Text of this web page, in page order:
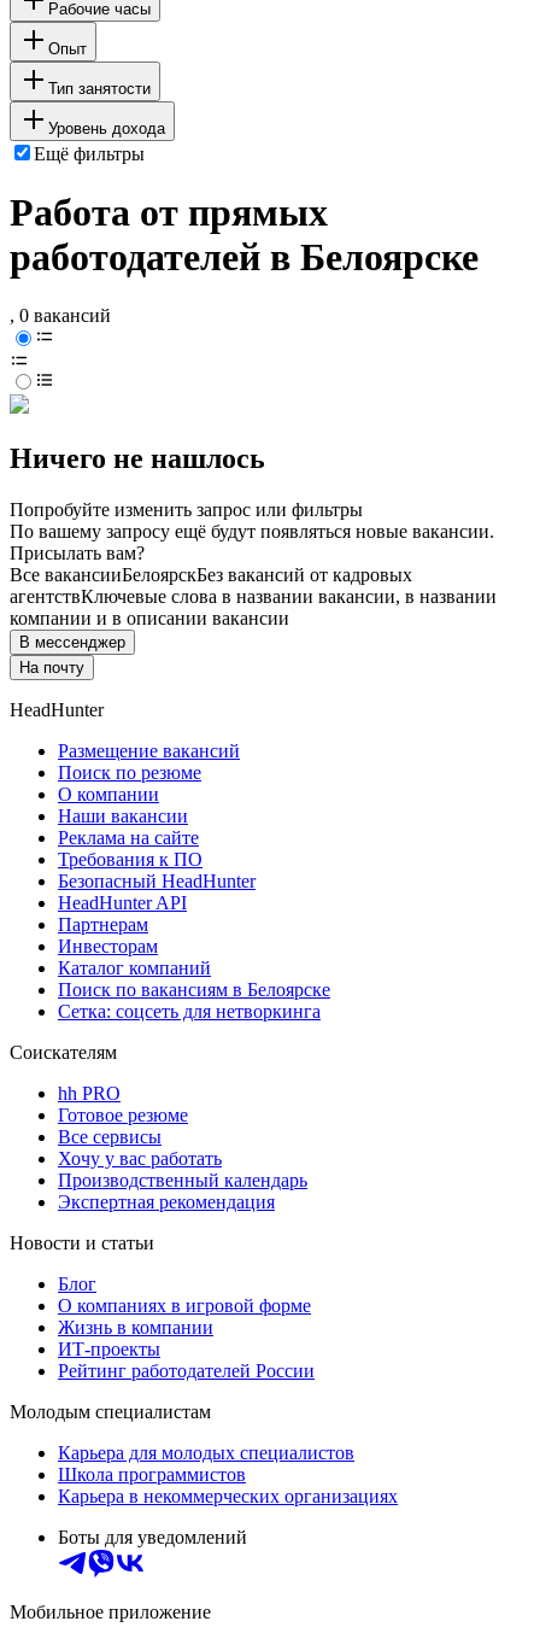
Рабочие часы
Опыт
Тип занятости
Уровень дохода
Ещё фильтры
Работа от прямых
работодателей в Белоярске
, 0 вакансий
Ничего не нашлось
Попробуйте изменить запрос или фильтры
По вашему запросу ещё будут появляться новые вакансии.
Присылать вам?
Все вакансииБелоярскБез вакансий от кадровых
агентствКлючевые слова в названии вакансии, в названии
компании и в описании вакансии
В мессенджер
На почту
HeadHunter
Размещение вакансий
Поиск по резюме
О компании
Наши вакансии
Реклама на сайте
Требования к ПО
Безопасный HeadHunter
HeadHunter API
Партнерам
Инвесторам
Каталог компаний
Поиск по вакансиям в Белоярске
Сетка: соцсеть для нетворкинга
Соискателям
hh PRO
Готовое резюме
Все сервисы
Хочу у вас работать
Производственный календарь
Экспертная рекомендация
Новости и статьи
Блог
О компаниях в игровой форме
Жизнь в компании
ИТ-проекты
Рейтинг работодателей России
Молодым специалистам
Карьера для молодых специалистов
Школа программистов
Карьера в некоммерческих организациях
Боты для уведомлений
Мобильное приложение